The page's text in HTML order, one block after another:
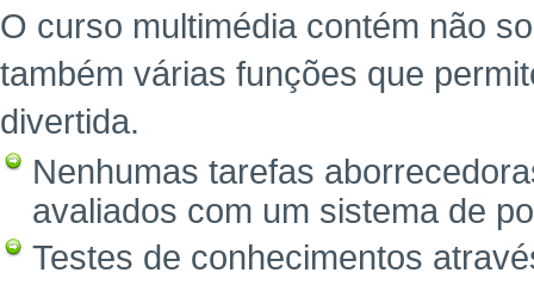
O curso multimédia contém não
também várias funções que
divertida.
Nenhumas tarefas
avaliados com um sistema de
Testes de conhecimentos